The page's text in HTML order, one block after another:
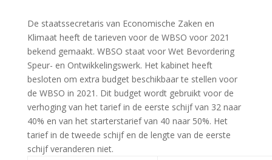
De staatssecretaris van Economische Zaken en
Klimaat heeft de tarieven voor de WBSO voor 2021
bekend gemaakt. WBSO staat voor Wet Bevordering
Speur- en Ontwikkelingswerk. Het kabinet heeft
besloten om extra budget beschikbaar te stellen voor
de WBSO in 2021. Dit budget wordt gebruikt voor de
verhoging van het tarief in de eerste schijf van 32 naar
40% en van het starterstarief van 40 naar 50%. Het
tarief in de tweede schijf en de lengte van de eerste
schijf veranderen niet.